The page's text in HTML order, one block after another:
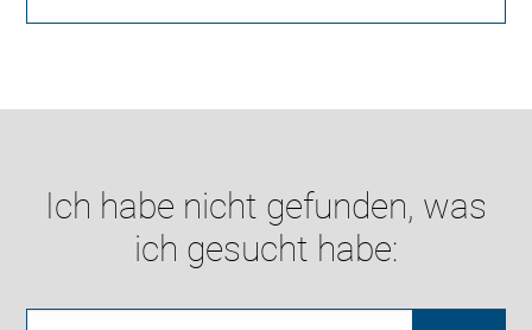
Ich habe nicht gefunden, was
ich gesucht habe: